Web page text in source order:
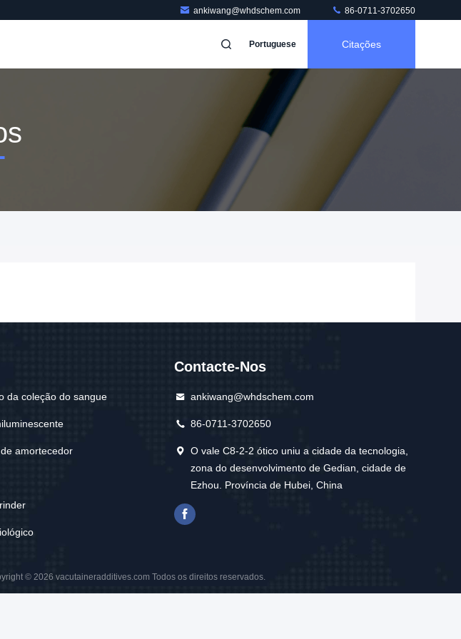
ankiwang@whdschem.com 86-0711-3702650
Portuguese Citações
da coleção do sangue
amortecedor
Contacte-Nos
ankiwang@whdschem.com
86-0711-3702650
O vale C8-2-2 ótico uniu a cidade da tecnologia,
zona do desenvolvimento de Gedian, cidade de
Ezhou. Província de Hubei, China
© 2026 vacutaineradditives.com Todos os direitos reservados.